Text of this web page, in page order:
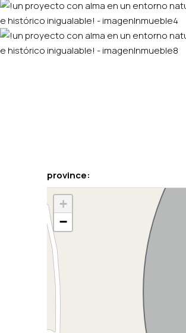
province:
+
−